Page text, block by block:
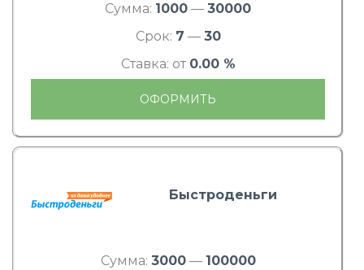
Сумма: 1000 — 30000
Срок: 7 — 30
Ставка: от 0.00 %
ОФОРМИТЬ
Быстроденьги
Сумма: 3000— 100000